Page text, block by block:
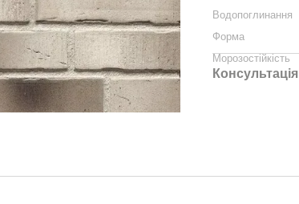
Водопоглинання
Форма
Морозостійкість
Консультація